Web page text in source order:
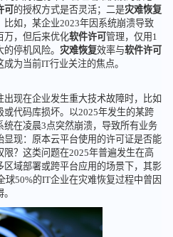
的授权方式是否灵活；二是灾难恢复
如，某企业2023年因系统崩溃导致
万，但后来优化软件许可 管理，仅用1
停机风险。 灾难恢复效率与软件许可
为当前IT行业关注的焦点。
出现在企业发生重大技术故障时，比如
代码库损坏。以2025年发生的某跨
在凌晨3点突然崩溃，导致所有业务
显现：原本云平台使用的许可证是否能
？这类问题在2025年普遍发生在高
域部署或跨平台应用的场景下，其影
球50%的IT企业在灾难恢复过程中曾因